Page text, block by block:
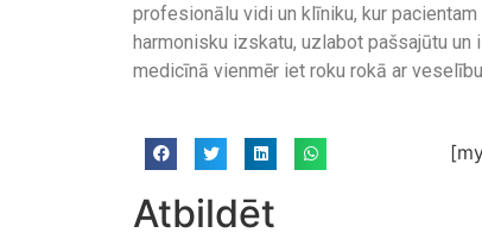
profesionālu vidi un klīniku, kur
harmonisku izskatu, uzlabot pašsajūtu
medicīnā vienmēr iet roku rokā ar
Atbildēt